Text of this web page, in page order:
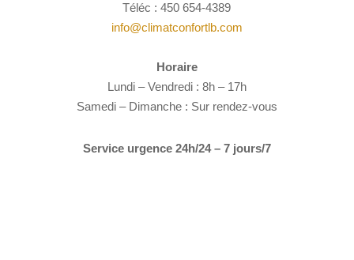
Téléc : 450 654-4389
info@climatconfortlb.com
Horaire
Lundi – Vendredi : 8h – 17h
Samedi – Dimanche : Sur rendez-vous
Service urgence 24h/24 – 7 jours/7